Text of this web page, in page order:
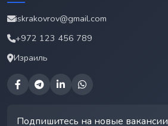
iskrakovrov@gmail.com
+972 123 456 789
Израиль
Подпишитесь на новые вакансии